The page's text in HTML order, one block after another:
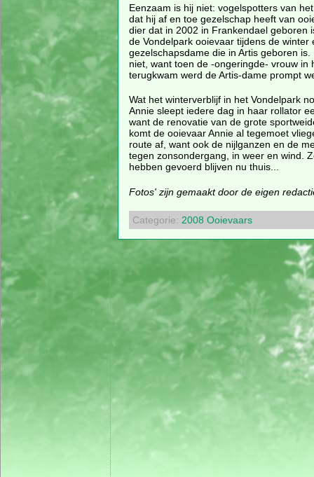
Eenzaam is hij niet: vogelspotters van
dat hij af en toe gezelschap heeft van
dier dat in 2002 in Frankendael geboren
de Vondelpark ooievaar tijdens de winter
gezelschapsdame die in Artis geboren
niet, want toen de -ongeringde- vrouw in
terugkwam werd de Artis-dame prompt
Wat het winterverblijf in het Vondelpark
Annie sleept iedere dag in haar rollator
want de renovatie van de grote
komt de ooievaar Annie al tegemoet
route af, want ook de nijlganzen en de
tegen zonsondergang, in weer en wind.
hebben gevoerd blijven nu thuis...
Fotos' zijn gemaakt door de eigen
Categorie: 2008 Ooievaars